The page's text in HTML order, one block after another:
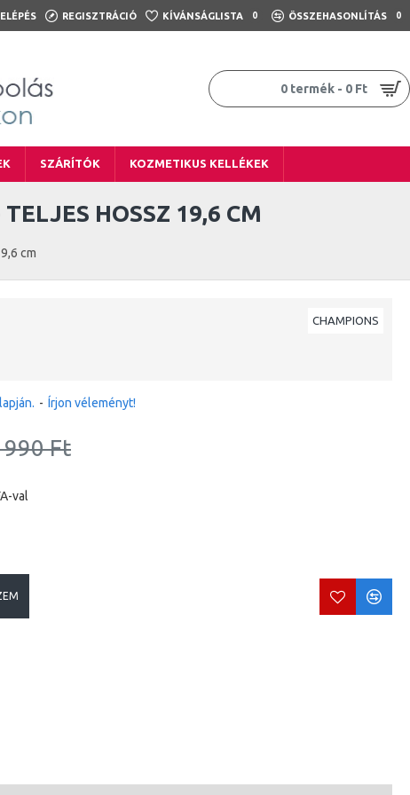
REGISZTRÁCIÓ KÍVÁNSÁGLISTA 0 ÖSSZEHASONLÍTÁS 0
0 termék - 0 Ft
SZÁRÍTÓK KOZMETIKUS KELLÉKEK
cm
HOSSZ 19,6 CM
CHAMPIONS
- Írjon véleményt!
Ft
val